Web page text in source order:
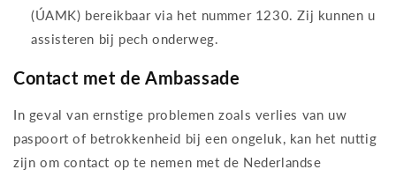
(ÚAMK) bereikbaar via het nummer 1230. Zij kunnen u
assisteren bij pech onderweg.
Contact met de Ambassade
In geval van ernstige problemen zoals verlies van uw
paspoort of betrokkenheid bij een ongeluk, kan het nuttig
zijn om contact op te nemen met de Nederlandse